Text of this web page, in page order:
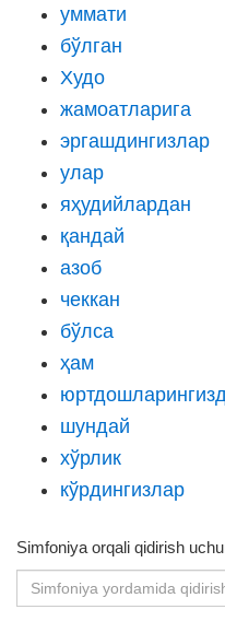
уммати
бўлган
Худо
жамоатларига
эргашдингизлар
улар
яҳудийлардан
қандай
азоб
чеккан
бўлса
ҳам
шундай
хўрлик
кўрдингизлар
Simfoniya orqali qidirish